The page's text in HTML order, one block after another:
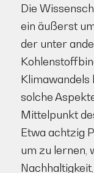
Die
ein äußerst
der unter
Klimawandels
solche
Mittelpunkt
Etwa achtzig
um zu lernen,